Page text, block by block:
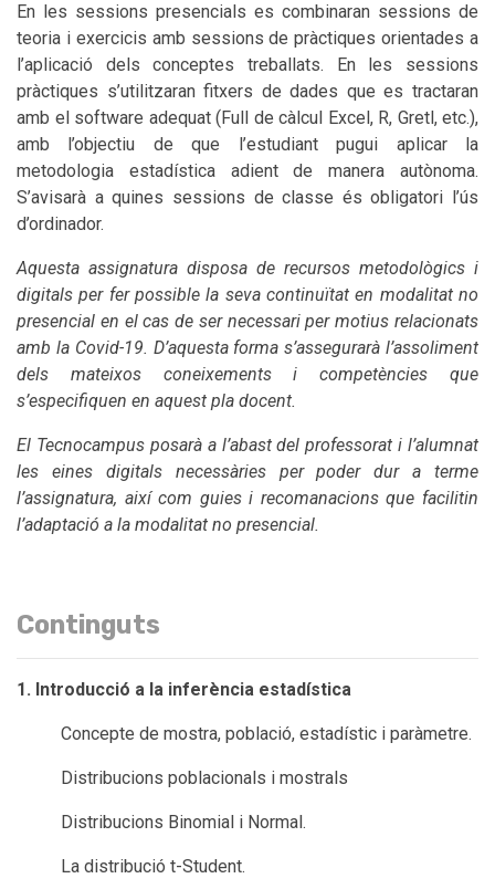
En les sessions presencials es combinaran sessions de
teoria i exercicis amb sessions de pràctiques orientades a
l’aplicació dels conceptes treballats. En les sessions
pràctiques s’utilitzaran fitxers de dades que es tractaran
amb el software adequat (Full de càlcul Excel, R, Gretl, etc.),
amb l’objectiu de que l’estudiant pugui aplicar la
metodologia estadística adient de manera autònoma.
S’avisarà a quines sessions de classe és obligatori l’ús
d’ordinador.
Aquesta assignatura disposa de recursos metodològics i
digitals per fer possible la seva continuïtat en modalitat no
presencial en el cas de ser necessari per motius relacionats
amb la Covid-19. D’aquesta forma s’assegurarà l’assoliment
dels mateixos coneixements i competències que
s’especifiquen en aquest pla docent.
El Tecnocampus posarà a l’abast del professorat i l’alumnat
les eines digitals necessàries per poder dur a terme
l’assignatura, així com guies i recomanacions que facilitin
l’adaptació a la modalitat no presencial.
Continguts
1. Introducció a la inferència estadística
Concepte de mostra, població, estadístic i paràmetre.
Distribucions poblacionals i mostrals
Distribucions Binomial i Normal.
La distribució t-Student.